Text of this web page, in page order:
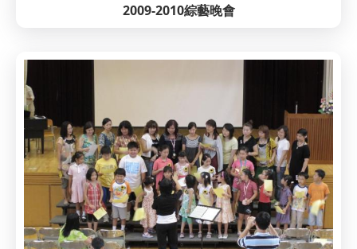
2009-2010綜藝晚會